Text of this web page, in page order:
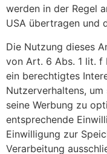
werden in der Regel
USA übertragen und
Die Nutzung dieses
von Art. 6 Abs. 1 lit. f
ein berechtigtes
Nutzerverhaltens,
seine Werbung zu
entsprechende
Einwilligung zur
Verarbeitung